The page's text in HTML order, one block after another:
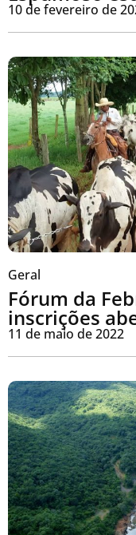
10 de fevereiro de
Geral
Fórum da
inscrições
11 de maio de 2022